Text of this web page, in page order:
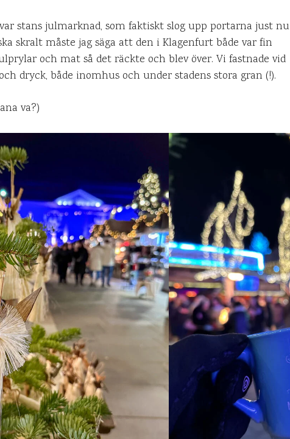
stans julmarknad, som faktiskt slog upp portarna just nu
skralt måste jag säga att den i Klagenfurt både var fin
och mat så det räckte och blev över. Vi fastnade vid
dryck, både inomhus och under stadens stora gran (!).
va?)